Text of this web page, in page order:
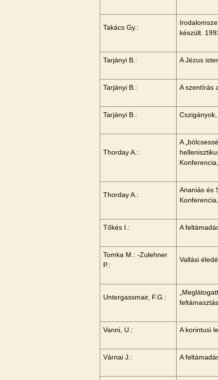
Takács Gy.:
készült.
Tarjányi B.: A Jézus
Tarjányi B.: A szentírás
Tarjányi B.:
Thorday A.:
A
Thorday A.:
Ananiás és
Tőkés I.: A
Tomka M.: -Zulehner
P.:
Vallási
Untergassmair, F.G.:
Vanni, U.: A korintusi
Várnai J.: A